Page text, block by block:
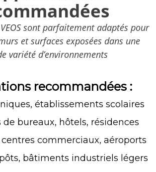
sont parfaitement adaptés pour
et surfaces exposées dans une
variété d’environnements
recommandées :
établissements scolaires
bureaux, hôtels, résidences
commerciaux, aéroports
bâtiments industriels légers